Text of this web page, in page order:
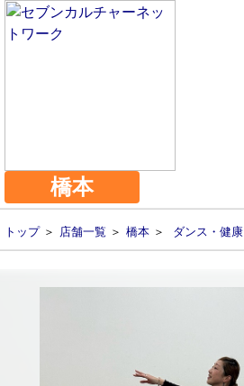
橋本
トップ＞ 店舗一覧 ＞ 橋本 ＞ ダンス・健康